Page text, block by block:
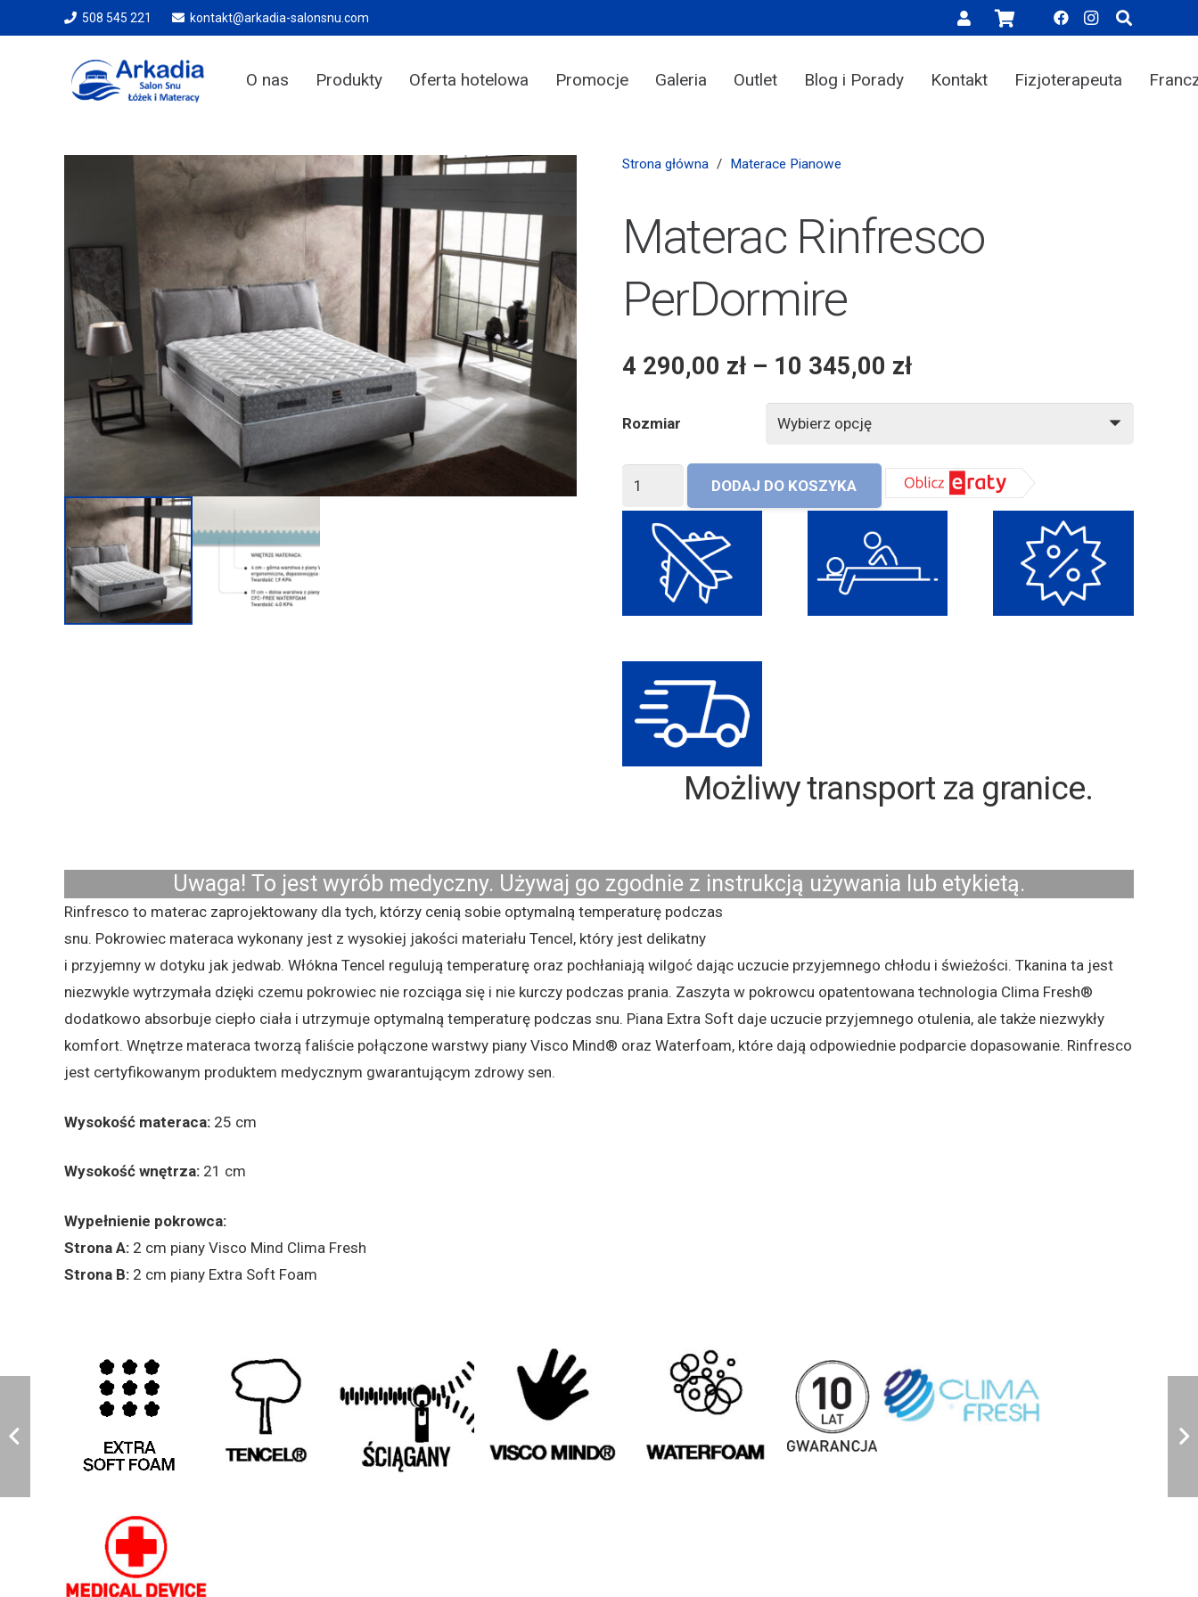
508 545 221 kontakt@arkadia-salonsnu.com
O nas Produkty Oferta hotelowa Promocje Galeria Outlet Blog i Porady Kontakt Fizjoterapeuta
Strona główna / Materace Pianowe
Materac Rinfresco
PerDormire
4 290,00 zł– 10 345,00 zł
Rozmiar
ilość
Rinfresco
PerDormire
DODAJ DO KOSZYKA
Możliwy transport za granice.
Uwaga! To jest wyrób medyczny. Używaj go zgodnie z instrukcją używania lub etykietą.
Rinfresco to materac zaprojektowany dla tych, którzy cenią sobie optymalną temperaturę podczas
snu. Pokrowiec materaca wykonany jest z wysokiej jakości materiału Tencel, który jest delikatny
i przyjemny w dotyku jak jedwab. Włókna Tencel regulują temperaturę oraz pochłaniają wilgoć dając uczucie przyjemnego chłodu i świeżości. Tkanina ta jest
niezwykle wytrzymała dzięki czemu pokrowiec nie rozciąga się i nie kurczy podczas prania. Zaszyta w pokrowcu opatentowana technologia Clima Fresh®
dodatkowo absorbuje ciepło ciała i utrzymuje optymalną temperaturę podczas snu. Piana Extra Soft daje uczucie przyjemnego otulenia, ale także niezwykły
komfort. Wnętrze materaca tworzą faliście połączone warstwy piany Visco Mind® oraz Waterfoam, które dają odpowiednie podparcie dopasowanie. Rinfresco
jest certyfikowanym produktem medycznym gwarantującym zdrowy sen.
Wysokość materaca: 25 cm
Wysokość wnętrza: 21 cm
Wypełnienie pokrowca:
Strona A: 2 cm piany Visco Mind Clima Fresh
Strona B: 2 cm piany Extra Soft Foam